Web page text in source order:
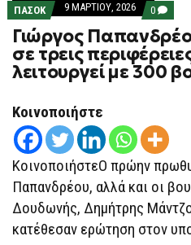
ΠΑΣΟΚ 9 ΜΑΡΤΊΟΥ, 2026 0
ON
ΆΜΕΣΑ
Η
ΒΟΥΛΉ
ΜΕ
300
Γιώργος
σε τρεις
λειτουργεί με 300
Κοινοποιήστε
ΚοινοποιήστεΟ πρώην
Παπανδρέου, αλλά και οι
Δουδωνής, Δημήτρης
κατέθεσαν ερώτηση στον